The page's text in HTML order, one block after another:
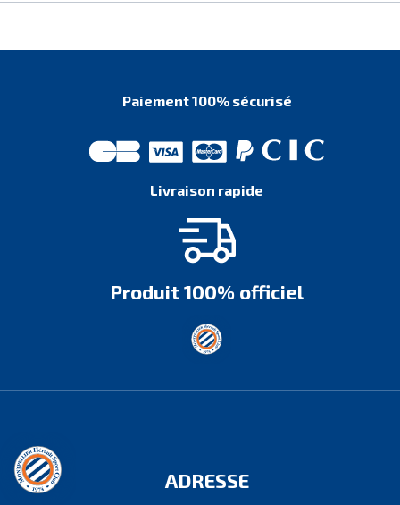
Paiement 100% sécurisé
Livraison rapide
Produit 100% officiel
ADRESSE